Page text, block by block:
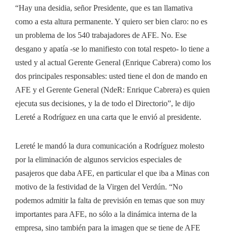
“Hay una desidia, señor Presidente, que es tan llamativa
como a esta altura permanente. Y quiero ser bien claro: no es
un problema de los 540 trabajadores de AFE. No. Ese
desgano y apatía -se lo manifiesto con total respeto- lo tiene a
usted y al actual Gerente General (Enrique Cabrera) como los
dos principales responsables: usted tiene el don de mando en
AFE y el Gerente General (NdeR: Enrique Cabrera) es quien
ejecuta sus decisiones, y la de todo el Directorio”, le dijo
Lereté a Rodríguez en una carta que le envió al presidente.
Lereté le mandó la dura comunicación a Rodríguez molesto
por la eliminación de algunos servicios especiales de
pasajeros que daba AFE, en particular el que iba a Minas con
motivo de la festividad de la Virgen del Verdún. “No
podemos admitir la falta de previsión en temas que son muy
importantes para AFE, no sólo a la dinámica interna de la
empresa, sino también para la imagen que se tiene de AFE